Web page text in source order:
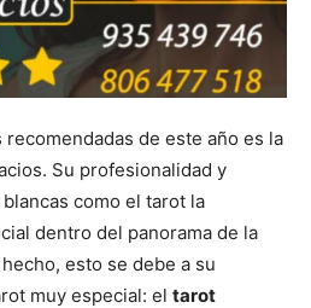
recomendadas de este año es la
Su profesionalidad y
como el tarot la
dentro del panorama de la
hecho, esto se debe a su
muy especial: el tarot